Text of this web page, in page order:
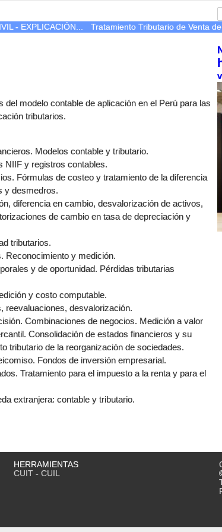
- EXPLICACIÓN... Tratamiento Tributario de Venta
modelo contable de aplicación en el Perú para las
tributarios.
Modelos contable y tributario.
NIIF y registros contables.
Fórmulas de costeo y tratamiento de la diferencia
y desmedros.
diferencia en cambio, desvalorización de activos,
de cambio en tasa de depreciación y
tributarios.
Reconocimiento y medición.
y de oportunidad. Pérdidas tributarias
y costo computable.
reevaluaciones, desvalorización.
Combinaciones de negocios. Medición a valor
Consolidación de estados financieros y su
tributario de la reorganización de sociedades.
Fondos de inversión empresarial.
Tratamiento para el impuesto a la renta y para el
extranjera: contable y tributario.
HERRAMIENTAS
CUIT- CUIL